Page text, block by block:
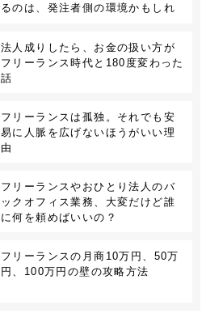
るのは、発注者側の環境かもしれ
法人成りしたら、お金の扱い方が
フリーランス時代と180度変わった
話
フリーランスは孤独。それでも安
易に人脈を広げないほうがいい理
由
フリーランスやおひとり法人のバ
ックオフィス業務、大変だけど誰
に何を頼めばいいの？
フリーランスの月商10万円、50万
円、100万円の壁の攻略方法